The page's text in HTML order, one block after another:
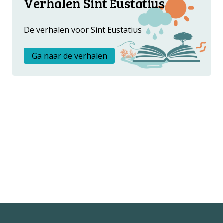
De verhalen voor Sint Eustatius
Ga naar de verhalen
MetanavigatieOVER ONS
ANDERE ATLASSEN